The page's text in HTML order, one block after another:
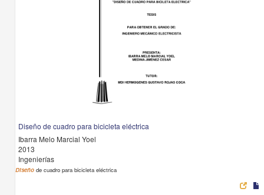
Diseño de cuadro para bicicleta eléctrica
Ibarra Melo Marcial Yoel
2013
Ingenierías
Diseño de cuadro para bicicleta eléctrica